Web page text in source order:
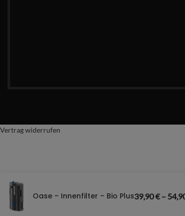
Oase – Innenfilter – Bio Plus39,90€–
Vertrag widerrufen